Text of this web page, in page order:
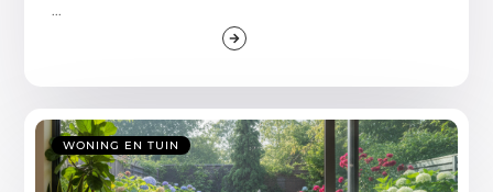
...
WONING EN TUIN